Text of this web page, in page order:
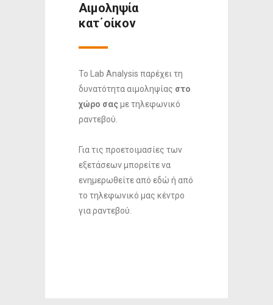
Αιμοληψία
κατ΄οίκον
To Lab Analysis παρέχει τη
δυνατότητα αιμοληψίας στο
χώρο σαςμε τηλεφωνικό
ραντεβού.
Για τις προετοιμασίες των
εξετάσεων μπορείτε να
ενημερωθείτε από εδώ ή από
το τηλεφωνικό μας κέντρο
για ραντεβού.